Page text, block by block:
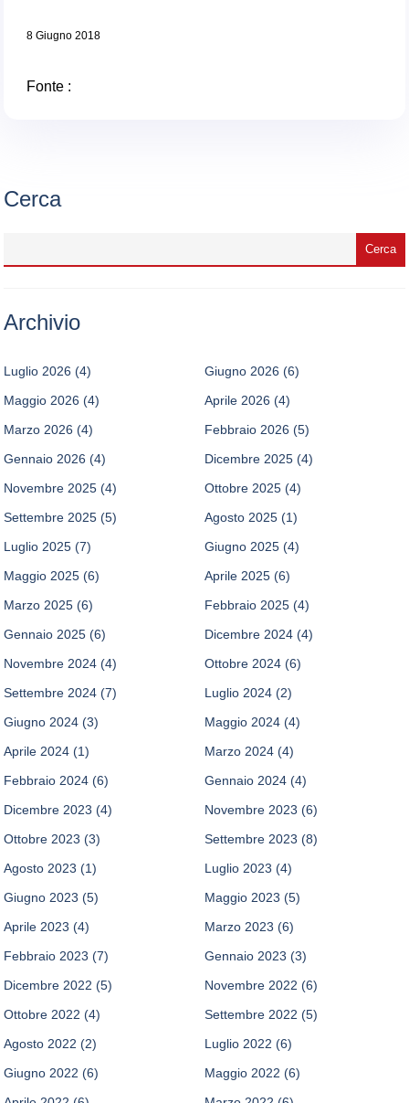
8 Giugno 2018
Fonte :
Cerca
Archivio
Luglio 2026 (4) Giugno 2026 (6)
Maggio 2026 (4) Aprile 2026 (4)
Marzo 2026 (4) Febbraio 2026 (5)
Gennaio 2026 (4) Dicembre 2025 (4)
Novembre 2025 (4) Ottobre 2025 (4)
Settembre 2025 (5) Agosto 2025 (1)
Luglio 2025 (7) Giugno 2025 (4)
Maggio 2025 (6) Aprile 2025 (6)
Marzo 2025 (6) Febbraio 2025 (4)
Gennaio 2025 (6) Dicembre 2024 (4)
Novembre 2024 (4) Ottobre 2024 (6)
Settembre 2024 (7) Luglio 2024 (2)
Giugno 2024 (3) Maggio 2024 (4)
Aprile 2024 (1) Marzo 2024 (4)
Febbraio 2024 (6) Gennaio 2024 (4)
Dicembre 2023 (4) Novembre 2023 (6)
Ottobre 2023 (3) Settembre 2023 (8)
Agosto 2023 (1) Luglio 2023 (4)
Giugno 2023 (5) Maggio 2023 (5)
Aprile 2023 (4) Marzo 2023 (6)
Febbraio 2023 (7) Gennaio 2023 (3)
Dicembre 2022 (5) Novembre 2022 (6)
Ottobre 2022 (4) Settembre 2022 (5)
Agosto 2022 (2) Luglio 2022 (6)
Giugno 2022 (6) Maggio 2022 (6)